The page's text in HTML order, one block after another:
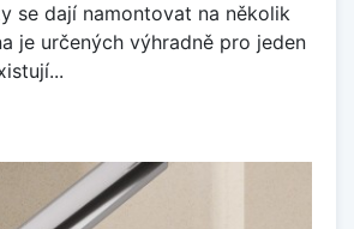
se dají namontovat na několik
je určených výhradně pro jeden